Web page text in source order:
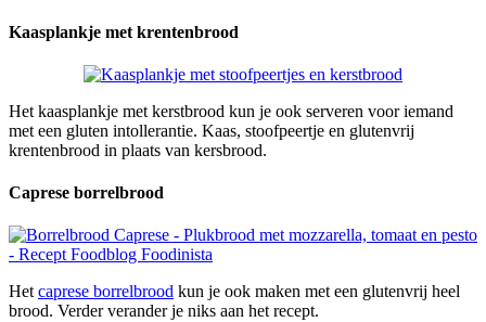
Kaasplankje met krentenbrood
Het kaasplankje met kerstbrood kun je ook serveren voor iemand
met een gluten intollerantie. Kaas, stoofpeertje en glutenvrij
krentenbrood in plaats van kersbrood.
Caprese borrelbrood
Hetcaprese borrelbrood kun je ook maken met een glutenvrij heel
brood. Verder verander je niks aan het recept.